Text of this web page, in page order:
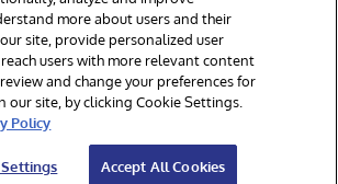
Corporation, Cambridge, MA. All Rights
Privacy Statement
Guarantee
more about users and their
site, provide personalized user
users with more relevant content
and change your preferences for
our site, by clicking Cookie Settings.
Policy
Accept All Cookies